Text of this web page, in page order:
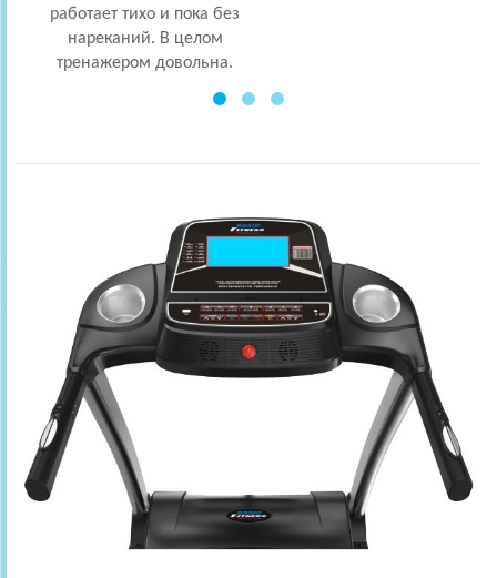
работает тихо и пока без
нареканий. В целом
тренажером довольна.